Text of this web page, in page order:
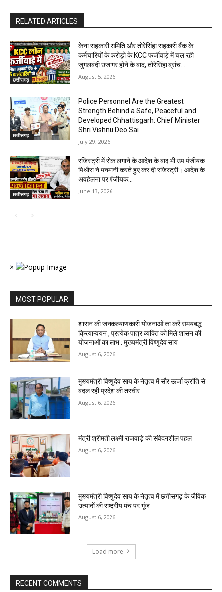
RELATED ARTICLES
छत्तीसगढ़
केना सहकारी समिति और तोरेसिंहा सहकारी बैंक के
कर्मचारियों के करोड़ो के KCC फर्जीवाड़े में चल रही
जुगलबंदी उजागर होने के बाद, तोरेसिंहा ब्रांच...
August 5, 2026
छत्तीसगढ़
Police Personnel Are the Greatest
Strength Behind a Safe, Peaceful and
Developed Chhattisgarh: Chief Minister
Shri Vishnu Deo Sai
July 29, 2026
छत्तीसगढ़
रजिस्ट्री में रोक लगाने के आदेश के बाद भी उप पंजीयक
पिथौरा ने मनमानी करते हुए कर दी रजिस्ट्री। आदेश के
अवहेलना पर पंजीयक...
June 13, 2026
×
MOST POPULAR
शासन की जनकल्याणकारी योजनाओं का करें समयबद्ध
क्रियान्वयन , प्रत्येक पात्र व्यक्ति को मिले शासन की
योजनाओं का लाभ : मुख्यमंत्री विष्णुदेव साय
August 6, 2026
मुख्यमंत्री विष्णुदेव साय के नेतृत्व में सौर ऊर्जा क्रांति से
बदल रही प्रदेश की तस्वीर
August 6, 2026
मंत्री श्रीमती लक्ष्मी राजवाड़े की संवेदनशील पहल
August 6, 2026
मुख्यमंत्री विष्णुदेव साय के नेतृत्व में छत्तीसगढ़ के जैविक
उत्पादों की राष्ट्रीय मंच पर गूंज
August 6, 2026
Load more
RECENT COMMENTS